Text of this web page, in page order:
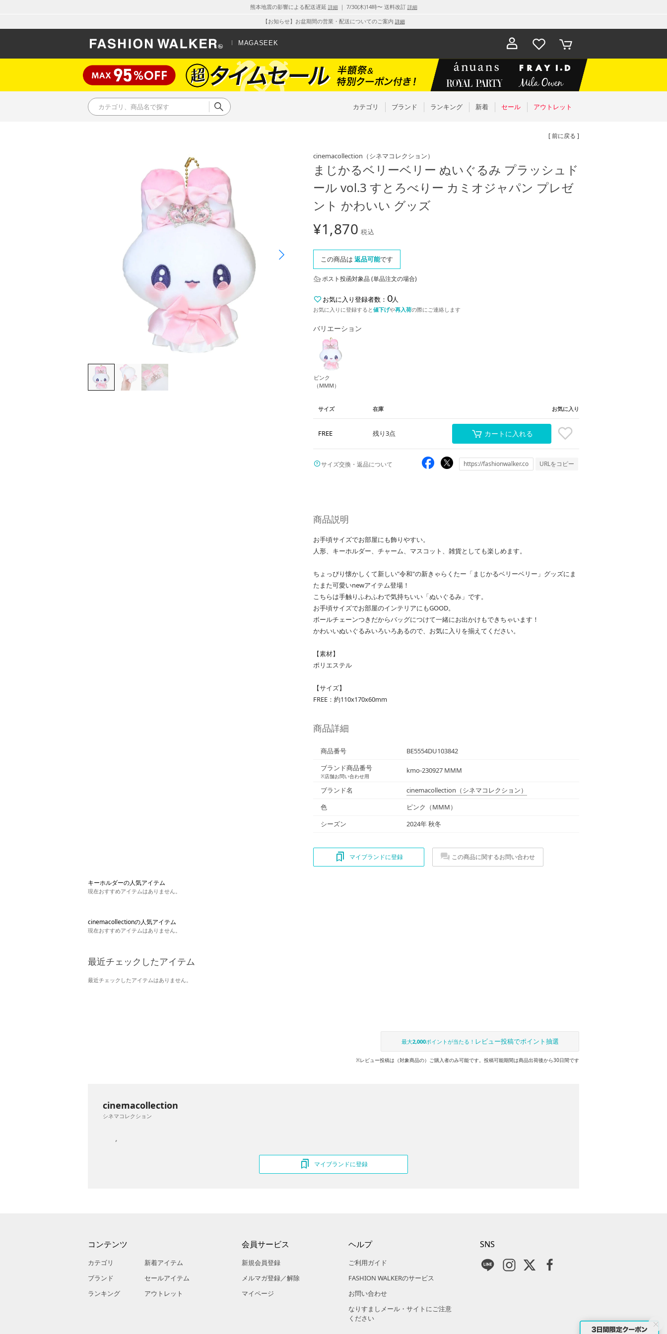
熊本地震の影響による配送遅延 詳細｜ 7/30(木)14時〜 送料改訂 詳細
【お知らせ】お盆期間の営業・配送についてのご案内 詳細
MAGASEEK
お気に入
り
カート
カテゴリ ブランド ランキング 新着 セール アウトレット
[ 前に戻る ]
cinemacollection （シネマコレクション）
まじかるベリーベリー ぬいぐるみ プラッシュド
ール vol.3 すとろべりー カミオジャパン プレゼ
ント かわいい グッズ
¥1,870 税込
この商品は 返品可能です
ポスト投函対象品 (単品注文の場合)
お気に入り登録者数： 0人
お気に入りに登録すると値下げや再入荷の際にご連絡します
バリエーション
ピンク
（MMM）
サイズ 在庫 お気に入り
FREE 残り3点 カートに入れる
サイズ交換・返品について URLをコピー
商品説明
お手頃サイズでお部屋にも飾りやすい。
人形、キーホルダー、チャーム、マスコット、雑貨としても楽しめます。
ちょっぴり懐かしくて新しい"令和"の新きゃらくたー「まじかるベリーベリー」グッズにま
たまた可愛いnewアイテム登場！
こちらは手触りふわふわで気持ちいい「ぬいぐるみ」です。
お手頃サイズでお部屋のインテリアにもGOOD。
ボールチェーンつきだからバッグにつけて一緒にお出かけもできちゃいます！
かわいいぬいぐるみいろいろあるので、お気に入りを揃えてください。
【素材】
ポリエステル
【サイズ】
FREE：約110x170x60mm
商品詳細
商品番号
BE5554DU103842
ブランド商品番号
※店舗お問い合わせ用
kmo-230927 MMM
ブランド名 cinemacollection （シネマコレクション）
色
ピンク（MMM）
シーズン
2024年 秋冬
マイブランドに登録 この商品に関するお問い合わせ
キーホルダーの人気アイテム
現在おすすめアイテムはありません。
cinemacollectionの人気アイテム
現在おすすめアイテムはありません。
最近チェックしたアイテム
最近チェックしたアイテムはありません。
最大2,000ポイントが当たる！ レビュー投稿でポイント抽選
※レビュー投稿は（対象商品の）ご購入者のみ可能です。投稿可能期間は商品出荷後から30日間です
cinemacollection
シネマコレクション
マイブランドに登録
コンテンツ
カテゴリ
ブランド
ランキング
新着アイテム
セールアイテム
アウトレット
会員サービス
新規会員登録
メルマガ登録／解除
マイページ
ヘルプ
ご利用ガイド
FASHION WALKERのサービス
お問い合わせ
なりすましメール・サイトにご注意
ください
SNS